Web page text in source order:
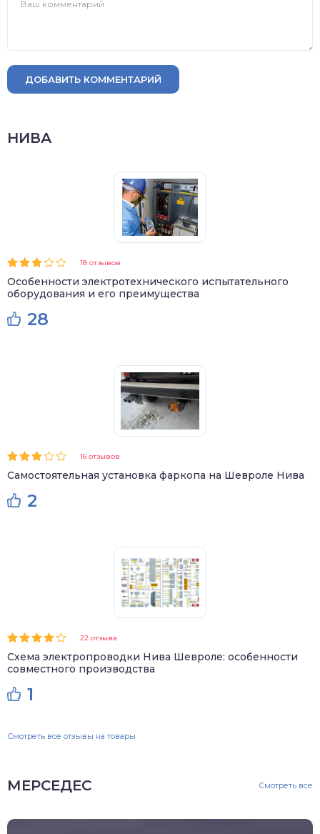
ДОБАВИТЬ КОММЕНТАРИЙ
НИВА
18 отзывов
Особенности электротехнического испытательного
оборудования и его преимущества
28
16 отзывов
Самостоятельная установка фаркопа на Шевроле Нива
2
22 отзыва
Схема электропроводки Нива Шевроле: особенности
совместного производства
1
Смотреть все отзывы на товары
МЕРСЕДЕС Смотреть все